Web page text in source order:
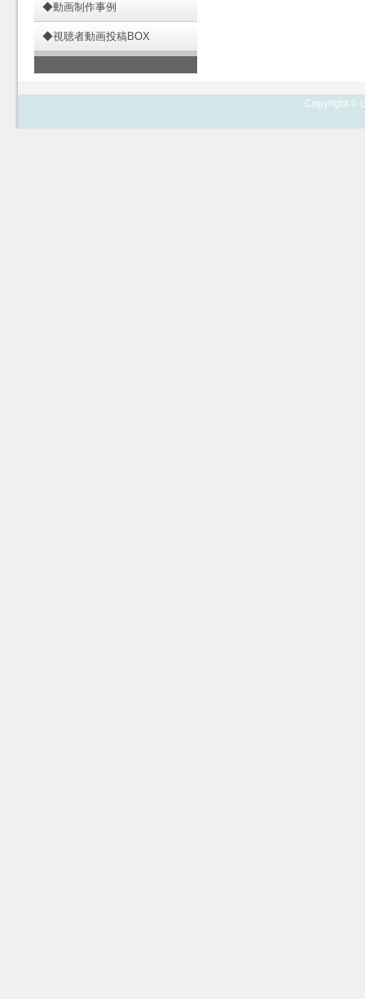
◆動画制作事例
◆視聴者動画投稿BOX
Copyright ©